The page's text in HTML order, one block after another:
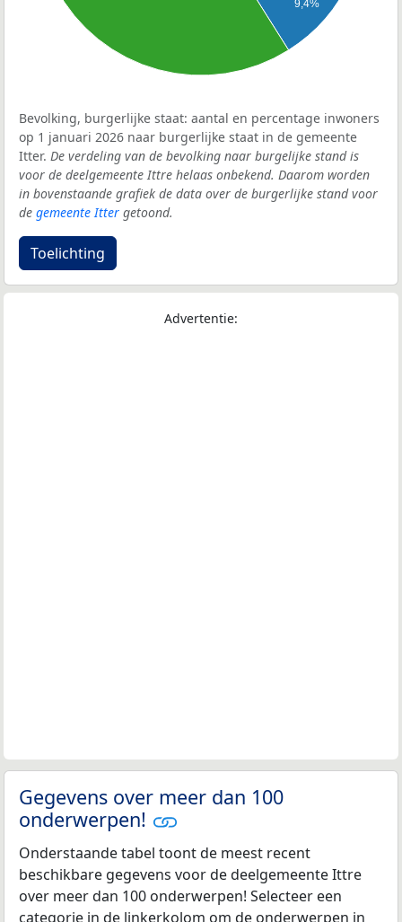
9,4%
Bevolking, burgerlijke staat: aantal en percentage inwoners
op 1 januari 2026 naar burgerlijke staat in de gemeente
Itter. De verdeling van de bevolking naar burgelijke stand is
voor de deelgemeente Ittre helaas onbekend. Daarom worden
in bovenstaande grafiek de data over de burgerlijke stand voor
de gemeente Itter getoond.
Toelichting
Advertentie:
Gegevens over meer dan 100
onderwerpen!
Onderstaande tabel toont de meest recent
beschikbare gegevens voor de deelgemeente Ittre
over meer dan 100 onderwerpen! Selecteer een
categorie in de linkerkolom om de onderwerpen in